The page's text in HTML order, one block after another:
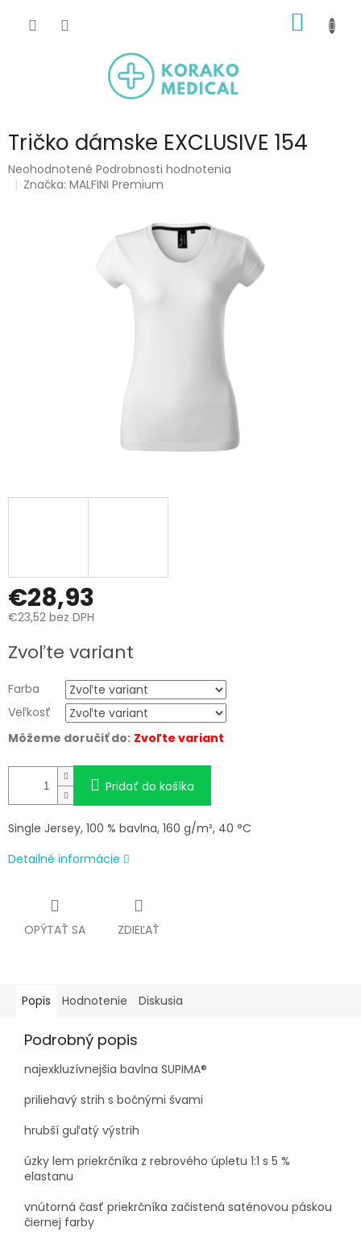
KOŠÍK
Tričko dámske EXCLUSIVE 154
Priemerné
hodnotenie
Neohodnotené Podrobnosti hodnotenia
Značka:MALFINI Premium
€28,93
€23,52 bez DPH
cena:
Zvoľte variant
Farba
Veľkosť
Môžeme doručiť do: Zvoľte variant
Pridať do košíka
Single Jersey, 100 % bavlna, 160 g/m², 40 °C
Detailné informácie
OPÝTAŤ SA ZDIEĽAŤ
Popis Hodnotenie Diskusia
Podrobný popis
najexkluzívnejšia bavlna SUPIMA®
priliehavý strih s bočnými švami
hrubší guľatý výstrih
úzky lem priekrčníka z rebrového úpletu 1:1 s 5 %
elastanu
vnútorná časť priekrčníka začistená saténovou páskou
čiernej farby